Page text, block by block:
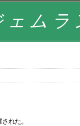
ムラ
れた。